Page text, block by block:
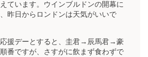
ています。ウインブルドンの開幕に
昨日からロンドンは天気がいいで
応援デーとすると、圭君→辰馬君→豪
番ですが、さすがに飲まず食わずで